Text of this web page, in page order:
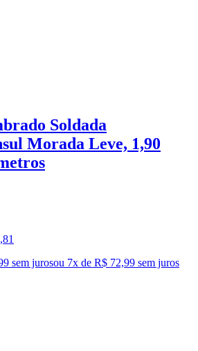
Soldada
Morada Leve, 1,90
,81
sem jurosou 7x de R$ 72,99 sem juros